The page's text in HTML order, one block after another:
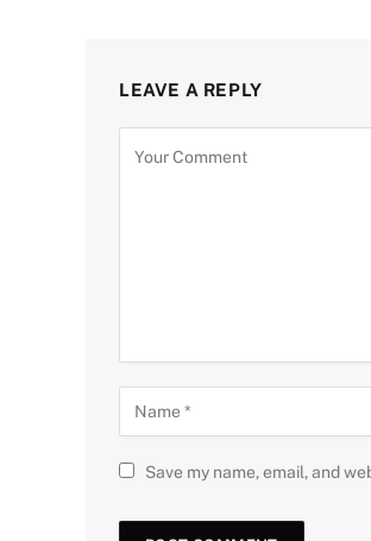
LEAVE A REPLY
Save my name, email, and